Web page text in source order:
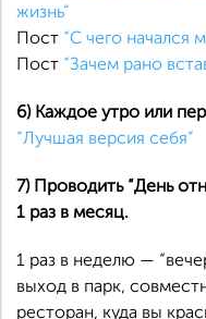
жизнь”
Пост “С чего начался
Пост “Зачем рано
6) Каждое утро или
“Лучшая версия себя”
7) Проводить “День
1 раз в месяц.
1 раз в неделю —
выход в парк,
ресторан, куда вы